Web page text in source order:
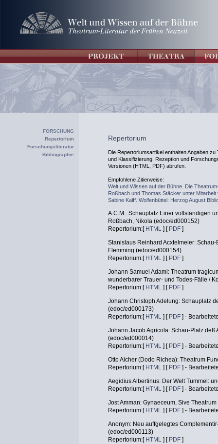
FORSCHUNG
Repertorium
Forschungsliteratur
Bibliographie
Repertorium
Die Repertoriumsartikel enthalten Angaben
und Klassifizierung, Rezeption und
Versionen (HTML, PDF) abrufen.
Empfohlene Zitierweise:
Welt und Wissen auf der Bühne. Die
Roßbach und Thomas Stäcker unter
Sabine Kalff. Wolfenbüttel: Herzog August
A.C.M.: Schauplatz Einer vollständigen
Roßbach, Nikola (edoc/ed000152)
Repertorium:[HTML ] [PDF ]
Stanislaus Reinhard Acxtelmeier:
Flemming (edoc/ed000154)
Repertorium:[HTML ] [PDF ]
Johann Samuel Adami: Theatrum
wunderbarer Trauer- und Todes-Fälle /
Repertorium:[HTML ] [PDF ]
Johann Christoph Adelung: Schauplatz
(edoc/ed000173)
Repertorium:[HTML ] [PDF ] -
Johann Jacob Agricola: Schau-Platz
(edoc/ed000014)
Repertorium:[HTML ] [PDF ] -
Otto Aicher (Dodo Richea): Theatrum
Repertorium:[HTML ] [PDF ] -
Aegidius Albertinus: Der Welt Tummel:
Repertorium:[HTML ] [PDF ] -
Jost Amman: Gynaeceum, Sive
Repertorium:[HTML ] [PDF ] -
Anonym: Neu auffgelegtes
(edoc/ed000113)
Repertorium:[HTML ] [PDF ]